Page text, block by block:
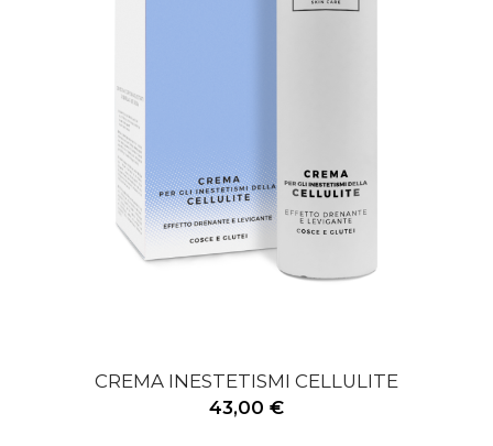
CREMA INESTETISMI CELLULITE
43,00 €